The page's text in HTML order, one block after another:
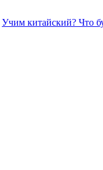
Учим китайский? Что